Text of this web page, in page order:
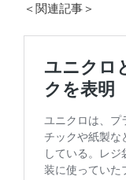
＜関連記事＞